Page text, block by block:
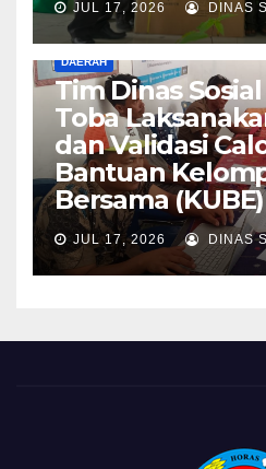
JUL 17, 2026 DINAS
DAERAH
Tim Dinas
Toba
dan Validasi
Bantuan
Bersama (KUBE)
JUL 17, 2026 DINAS